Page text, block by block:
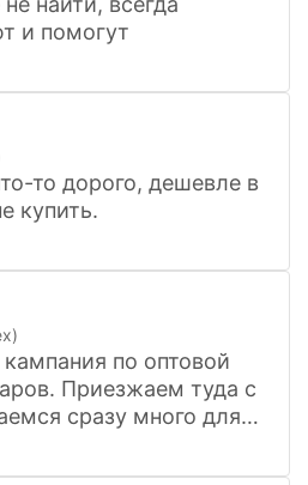
и помогут
то дорого, дешевле в
купить.
по оптовой
Приезжаем туда с
сразу много для
практически всё, что
ценам. Вежливый